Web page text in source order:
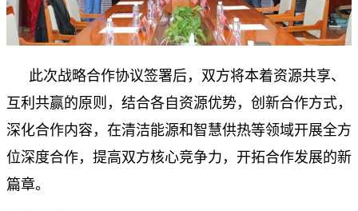
此次战略合作协议签署后，双方将本着资源共享、
互利共赢的原则，结合各自资源优势，创新合作方式，
深化合作内容，在清洁能源和智慧供热等领域开展全方
位深度合作，提高双方核心竞争力，开拓合作发展的新
篇章。